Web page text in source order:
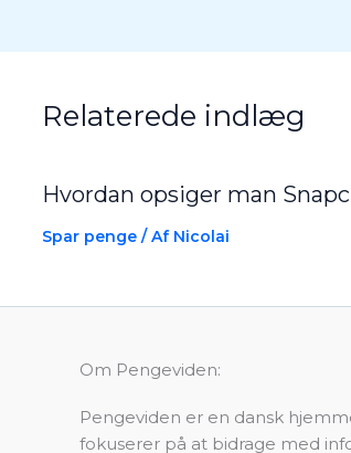
Relaterede indlæg
Hvordan opsiger man
Spar penge/ Af Nicolai
Om Pengeviden:
Pengeviden er en dansk
fokuserer på at bidrage med